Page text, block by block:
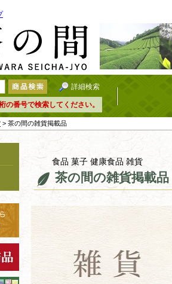
詳細検索
の番号で検索してください。
> 茶の間の雑貨掲載品
食品 菓子 健康食品 雑貨
茶の間の雑貨掲